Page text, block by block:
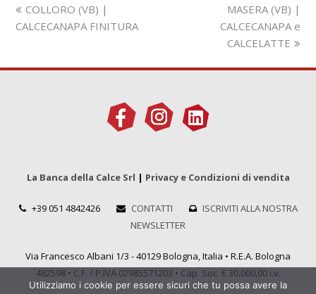
Slide
precedente:
COLLORO (VB) |
CALCECANAPA FINITURA
visualizza
articolo:
MASERA (VB) |
CALCECANAPA e
CALCELATTE
La Banca della Calce Srl | Privacy e Condizioni di vendita
+39 051 4842426 CONTATTI
ISCRIVITI ALLA NOSTRA
NEWSLETTER
Via Francesco Albani 1/3 - 40129 Bologna, Italia • R.E.A. Bologna
482598 • C.F. / P.IVA 02985571203 • Cap. Soc. € 30.000,00 i.v.
Utilizziamo i cookie per essere sicuri che tu possa avere la